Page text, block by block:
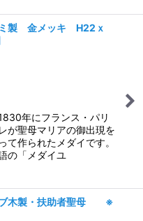
製 金メッキ H22ｘ
年にフランス・パリ
が聖母マリアの御出現を
て作られたメダイです。
の「メダイユ
ブ木製・扶助者聖母 ※